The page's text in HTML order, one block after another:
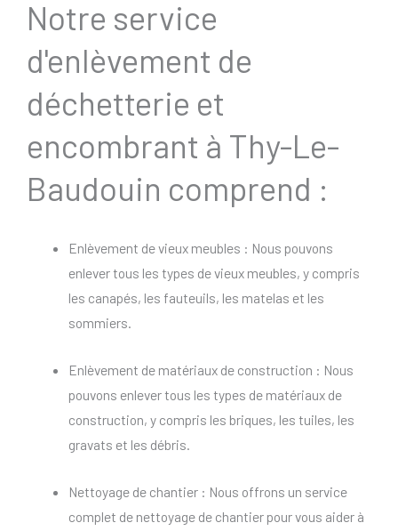
Notre service
d'enlèvement de
déchetterie et
encombrant à Thy-Le-
Baudouin comprend :
Enlèvement de vieux meubles : Nous pouvons
enlever tous les types de vieux meubles, y compris
les canapés, les fauteuils, les matelas et les
sommiers.
Enlèvement de matériaux de construction : Nous
pouvons enlever tous les types de matériaux de
construction, y compris les briques, les tuiles, les
gravats et les débris.
Nettoyage de chantier : Nous offrons un service
complet de nettoyage de chantier pour vous aider à